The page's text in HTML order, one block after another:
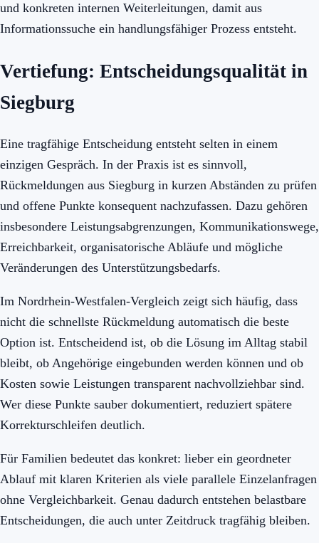
und konkreten internen Weiterleitungen, damit aus
Informationssuche ein handlungsfähiger Prozess entsteht.
Vertiefung: Entscheidungsqualität in
Siegburg
Eine tragfähige Entscheidung entsteht selten in einem
einzigen Gespräch. In der Praxis ist es sinnvoll,
Rückmeldungen aus Siegburg in kurzen Abständen zu prüfen
und offene Punkte konsequent nachzufassen. Dazu gehören
insbesondere Leistungsabgrenzungen, Kommunikationswege,
Erreichbarkeit, organisatorische Abläufe und mögliche
Veränderungen des Unterstützungsbedarfs.
Im Nordrhein-Westfalen-Vergleich zeigt sich häufig, dass
nicht die schnellste Rückmeldung automatisch die beste
Option ist. Entscheidend ist, ob die Lösung im Alltag stabil
bleibt, ob Angehörige eingebunden werden können und ob
Kosten sowie Leistungen transparent nachvollziehbar sind.
Wer diese Punkte sauber dokumentiert, reduziert spätere
Korrekturschleifen deutlich.
Für Familien bedeutet das konkret: lieber ein geordneter
Ablauf mit klaren Kriterien als viele parallele Einzelanfragen
ohne Vergleichbarkeit. Genau dadurch entstehen belastbare
Entscheidungen, die auch unter Zeitdruck tragfähig bleiben.